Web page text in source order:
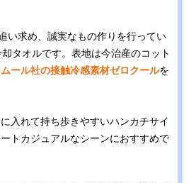
い求め、誠実なもの作りを行ってい
タオルです。表地は今治産のコット
ール社の接触冷感素材ゼロクールを
入れて持ち歩きやすいハンカチサイ
トカジュアルなシーンにおすすめで